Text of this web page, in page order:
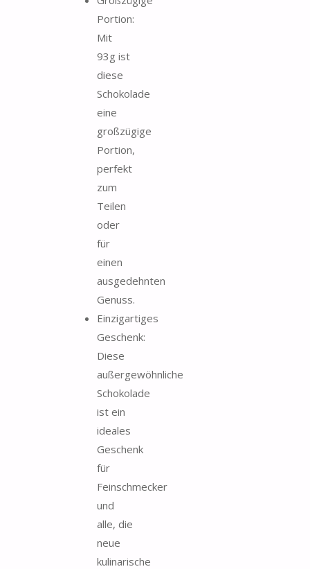
Portion:
Mit
93g ist
diese
Schokolade
eine
großzügige
Portion,
perfekt
zum
Teilen
oder
für
einen
ausgedehnten
Genuss.
Einzigartiges
Geschenk:
Diese
außergewöhnliche
Schokolade
ist ein
ideales
Geschenk
für
Feinschmecker
und
alle, die
neue
kulinarische